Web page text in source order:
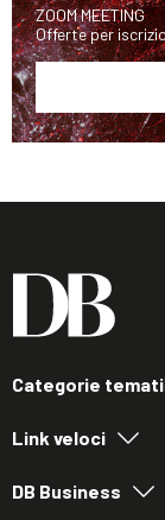
ZOOM MEETING
Offerte per
Categorie
Link veloci
DB Business